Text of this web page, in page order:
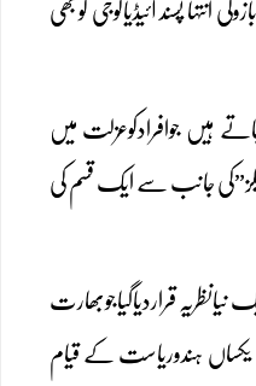
پسند آئیڈیالوجی کوبھی
ہیں جوافرادکوعزلت میں
جانب سے ایک قسم کی
کے بعد ہندوقوم پرستی کوایک نیانظریہ قراردیاگیاجوبھارت
ہندوریاست کے قیام